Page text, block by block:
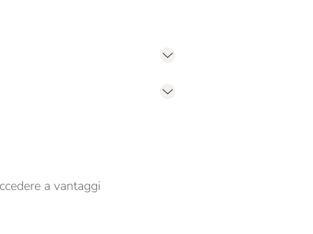
a vantaggi